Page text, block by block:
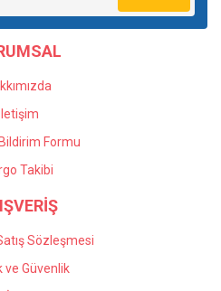
Formu
Takibi
Sözleşmesi
ve Güvenlik